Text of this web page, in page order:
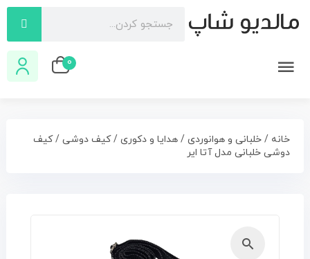
0
خانه / خلبانی و هوانوردی/ هدایا و دکوری/کیف دوشی/ کیف
دوشی خلبانی مدل آتا ایر